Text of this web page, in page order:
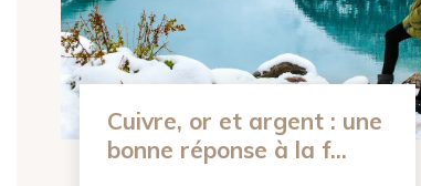
Cuivre, or et argent : une
bonne réponse à la f...